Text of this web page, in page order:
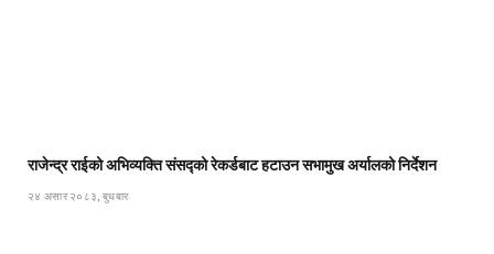
राजेन्द्र राईको अभिव्यक्ति संसद्को रेकर्डबाट हटाउन सभामुख अर्यालको निर्देशन
२४ असार २०८३, बुधबार